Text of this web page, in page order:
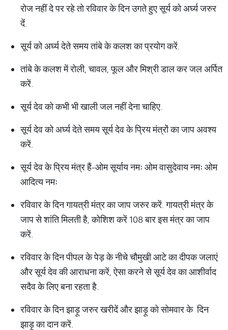
रोज नहीं दे पर रहे तो रविवार के दिन उगते हुए सूर्य को अर्घ्य जरुर
दें.
सूर्य को अर्घ्य देते समय तांबे के कलश का प्रयोग करें.
तांबे के कलश में रोली, चावल, फूल और मिश्री डाल कर जल अर्पित
करें.
सूर्य देव को कभी भी खाली जल नहीं देना चाहिए.
सूर्य देव को अर्घ्य देते समय सूर्य देव के प्रिय मंत्रों का जाप अवश्य
करें.
सूर्य देव के प्रिय मंत्र हैं-ओम सूर्याय नमः ओम वासुदेवाय नमः ओम
आदित्य नमः
रविवार के दिन गायत्री मंत्र का जाप जरुर करें. गायत्री मंत्र के
जाप से शांति मिलती है, कोशिश करें 108 बार इस मंत्र का जाप
करें.
रविवार के दिन पीपल के पेड़ के नीचे चौमुखी आटे का दीपक जलाएं
और सूर्य देव की आराधना करें, ऐसा करने से सूर्य देव का आशीर्वाद
सदैव के लिए बना रहता है.
रविवार के दिन झाड़ू जरुर खरीदें और झाड़ू को सोमवार के दिन
झाड़ू का दान करें.